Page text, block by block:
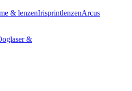
& lenzenIrisprintlenzenArcus
&